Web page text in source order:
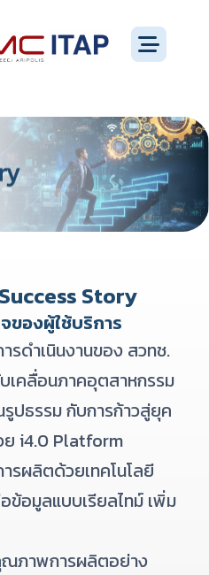
Success Story
ของผู้ใช้บริการ
ดำเนินงานของ สวทช.
เคลื่อนภาคอุตสาหกรรม
ปธรรม กับการก้าวสู่ยุค
ย i4.0 Platform
ผลิตด้วยเทคโนโลยี
ข้อมูลแบบเรียลไทม์ เพิ่ม
ภาพการผลิตอย่าง